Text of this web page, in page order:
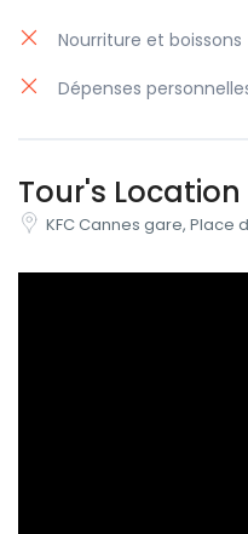
Nourriture et boissons
Dépenses
Tour's Location
KFC Cannes gare, Place